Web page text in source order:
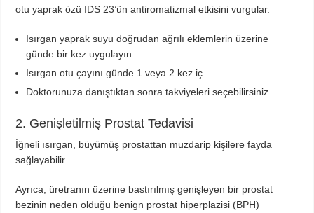
otu yaprak özü IDS 23’ün antiromatizmal etkisini vurgular.
Isırgan yaprak suyu doğrudan ağrılı eklemlerin üzerine
günde bir kez uygulayın.
Isırgan otu çayını günde 1 veya 2 kez iç.
Doktorunuza danıştıktan sonra takviyeleri seçebilirsiniz.
2. Genişletilmiş Prostat Tedavisi
İğneli ısırgan, büyümüş prostattan muzdarip kişilere fayda
sağlayabilir.
Ayrıca, üretranın üzerine bastırılmış genişleyen bir prostat
bezinin neden olduğu benign prostat hiperplazisi (BPH)